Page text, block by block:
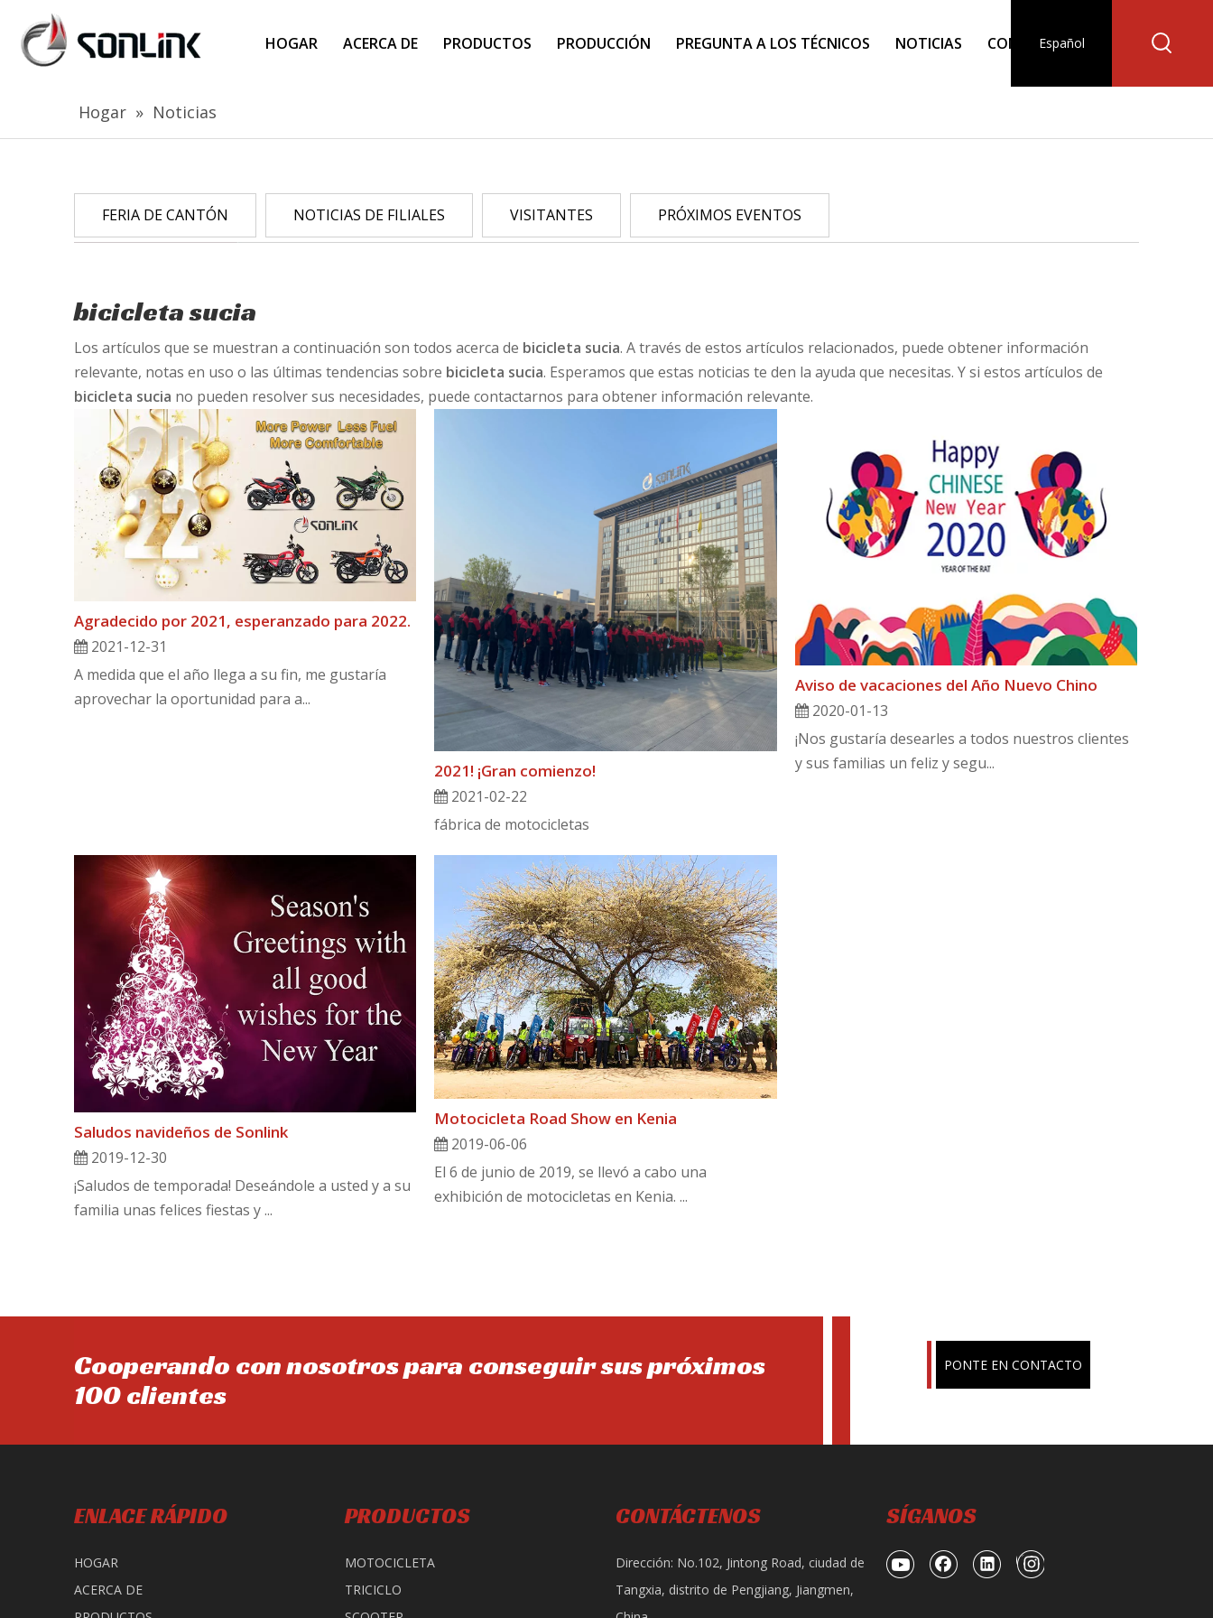
HOGAR ACERCA DE PRODUCTOS PRODUCCIÓN PREGUNTA A LOS TÉCNICOS NOTICIAS CONTACTO
Español
Hogar » Noticias
FERIA DE CANTÓN NOTICIAS DE FILIALES VISITANTES PRÓXIMOS EVENTOS
bicicleta sucia
Los artículos que se muestran a continuación son todos acerca de bicicleta sucia. A través de estos artículos relacionados, puede obtener información
relevante, notas en uso o las últimas tendencias sobre bicicleta sucia. Esperamos que estas noticias te den la ayuda que necesitas. Y si estos artículos de
bicicleta sucia no pueden resolver sus necesidades, puede contactarnos para obtener información relevante.
Agradecido por 2021, esperanzado para 2022.
2021-12-31
A medida que el año llega a su fin, me gustaría
aprovechar la oportunidad para a...
2021! ¡Gran comienzo!
2021-02-22
fábrica de motocicletas
Aviso de vacaciones del Año Nuevo Chino
2020-01-13
¡Nos gustaría desearles a todos nuestros clientes
y sus familias un feliz y segu...
Saludos navideños de Sonlink
2019-12-30
¡Saludos de temporada! Deseándole a usted y a su
familia unas felices fiestas y ...
Motocicleta Road Show en Kenia
2019-06-06
El 6 de junio de 2019, se llevó a cabo una
exhibición de motocicletas en Kenia. ...
Cooperando con nosotros para conseguir sus próximos
100 clientes
PONTE EN CONTACTO
ENLACE RÁPIDO
HOGAR
ACERCA DE
PRODUCTOS
MOTOCICLETA
TRICICLO
CONTÁCTENOS
Dirección: No.102, Jintong Road, ciudad de
Tangxia, distrito de Pengjiang, Jiangmen,
SÍGANOS